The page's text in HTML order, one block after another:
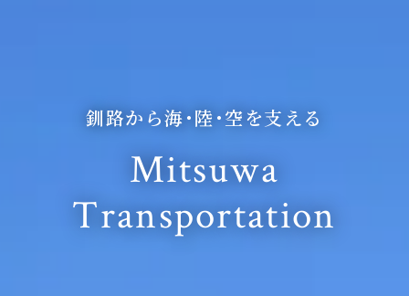
釧路から海･陸･空を支える
Mitsuwa
Transportation